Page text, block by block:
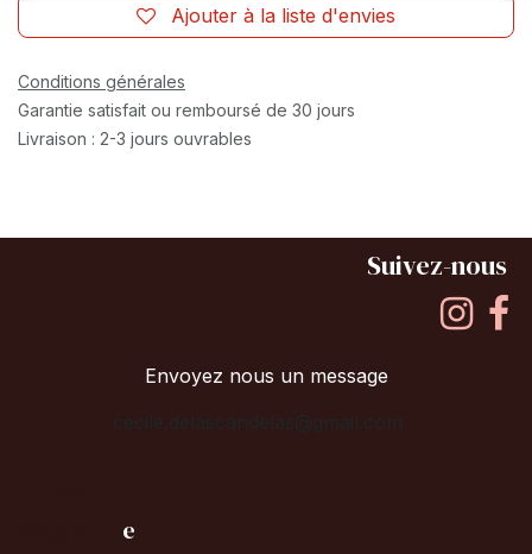
Ajouter à la liste d'envies
Conditions générales
Garantie satisfait ou remboursé de 30 jours
Livraison : 2-3 jours ouvrables
Suivez-nous
Envoyez nous un message
e